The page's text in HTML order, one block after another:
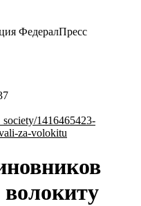
ФедералПресс
1416465423-
za-volokitu